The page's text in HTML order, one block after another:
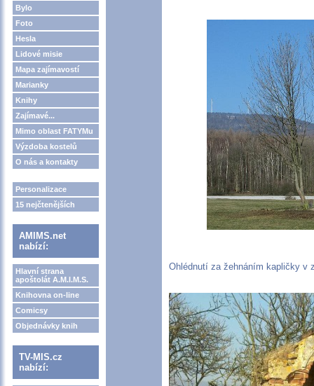
Bylo
Foto
Hesla
Lidové misie
Mapa zajímavostí
Marianky
Knihy
Zajímavé...
Mimo oblast FATYMu
Výzdoba kostelů
O nás a kontakty
Personalizace
15 nejčtenějších
AMIMS.net
nabízí:
Hlavní strana
apoštolát A.M.I.M.S.
Knihovna on-line
Comicsy
Objednávky knih
TV-MIS.cz
nabízí:
Ohlédnutí za žehnáním kapličky v